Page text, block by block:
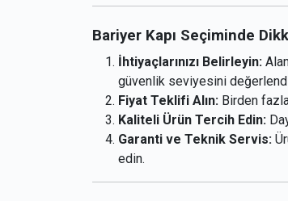
Bariyer Kapı Seçiminde
İhtiyaçlarınızı Belirleyin:
güvenlik seviyesini
Fiyat Teklifi Alın: Birden
Kaliteli Ürün Tercih Edin:
Garanti ve Teknik Servis:
edin.